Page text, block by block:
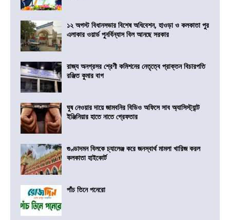
১২ অগস্ট বিধানসভার বিশেষ অধিবেশন, হাওড়া ও কলকাতা পুর
এলাকার ওয়ার্ড পুনর্বিন্যাস বিল আনছে সরকার
রাজ্য অনগ্রসর শ্রেণী কমিশনের নেতৃত্বে প্রাক্তন বিচারপতি
রঞ্জিত কুমার বাগ
ঘুষ নেওয়ার দায়ে জামবনির বিডিও অফিসে সাব অ্যাসিস্ট্যান্ট
ইঞ্জিনিয়ার হাতে নাতে গ্রেফতার
গুণ্ডাদমন বিলকে চ্যালেঞ্জ করে জনস্বার্থ মামলা খারিজ করল
কলকাতা হাইকোর্ট
পাঁচ তিনে পনেরো